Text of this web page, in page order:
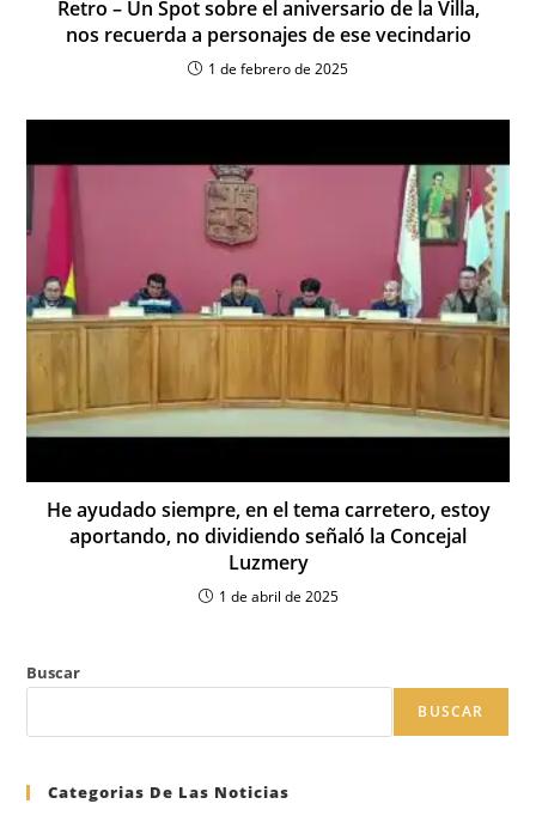
Retro – Un Spot sobre el aniversario de la Villa,
nos recuerda a personajes de ese vecindario
1 de febrero de 2025
He ayudado siempre, en el tema carretero, estoy
aportando, no dividiendo señaló la Concejal
Luzmery
1 de abril de 2025
Buscar
BUSCAR
Categorias De Las Noticias